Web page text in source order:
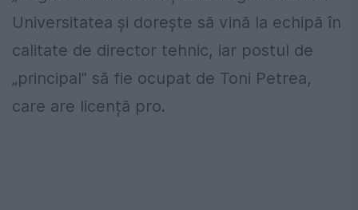
Universitatea și dorește să vină la echipă în
calitate de director tehnic, iar postul de
„principal” să fie ocupat de Toni Petrea,
care are licență pro.